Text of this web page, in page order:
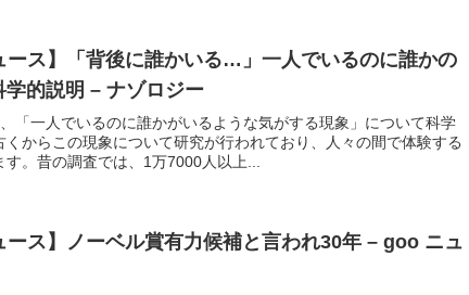
ース】「背後に誰かいる…」一人でいるのに誰かの
的説明 – ナゾロジー
「一人でいるのに誰かがいるような気がする現象」について科学
からこの現象について研究が行われており、人々の間で体験する
。昔の調査では、1万7000人以上...
ース】ノーベル賞有力候補と言われ30年 – goo ニュ